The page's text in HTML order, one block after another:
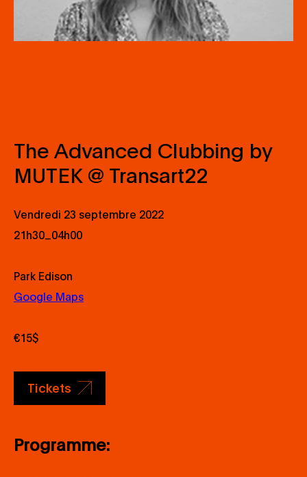
The Advanced Clubbing by
MUTEK @ Transart22
Vendredi 23 septembre 2022
21h30 04h00
Park Edison
Google Maps
€15$
Tickets
Programme: